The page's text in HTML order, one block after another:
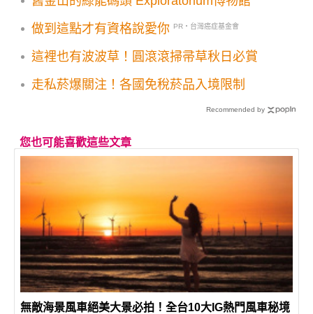
做到這點才有資格說愛你
PR・台灣癌症基金會
這裡也有波波草！圓滾滾掃帚草秋日必賞
走私菸爆關注！各國免稅菸品入境限制
Recommended by
您也可能喜歡這些文章
無敵海景風車絕美大景必拍！全台10大IG熱門風車秘境